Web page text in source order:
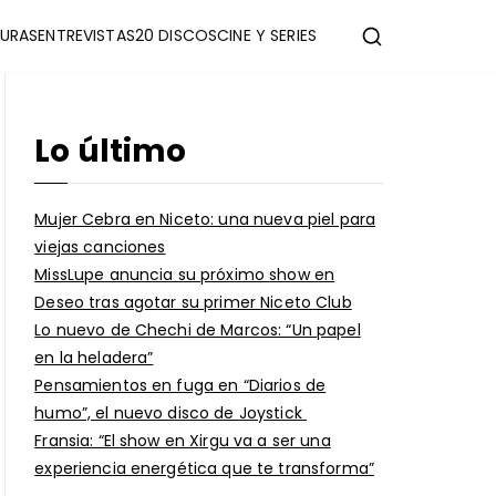
ENTREVISTAS20 DISCOSCINE Y SERIES
Lo último
Mujer Cebra en Niceto: una nueva piel para
viejas canciones
MissLupe anuncia su próximo show en
Deseo tras agotar su primer Niceto Club
Lo nuevo de Chechi de Marcos: “Un papel
en la heladera”
Pensamientos en fuga en “Diarios de
humo”, el nuevo disco de Joystick
Fransia: “El show en Xirgu va a ser una
experiencia energética que te transforma”